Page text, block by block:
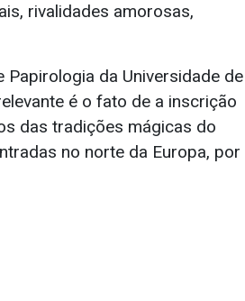
rivalidades amorosas,
da Universidade de
é o fato de a inscrição
das tradições mágicas do
no norte da Europa, por